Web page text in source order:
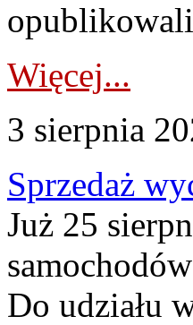
Więcej...
3 sierpnia
Sprzedaż
Już 25
Do udziału